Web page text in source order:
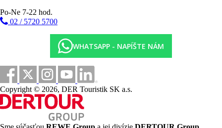
Piesočná pláž priamo pri hoteli. Lehátka a slnečníky v záhrade
pri pláži.
raňajky formou bufetu v reštaurácii Spices
Polpenzia
raňajky formou bufetu v reštaurácii Spices
večera formou trojchodového servírovaného menu v
Kokulo Beach Club & Restaurant
Po-Ne 7-22 hod.
02 / 5720 5700
WHATSAPP - NAPÍŠTE NÁM
Copyright © 2026, DER Touristik SK a.s.